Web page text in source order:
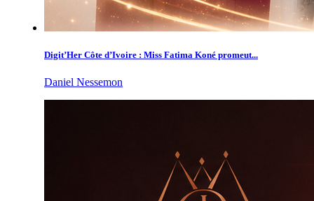
Digit’Her Côte d’Ivoire : Miss Fatima Koné promeut...
Daniel Nessemon